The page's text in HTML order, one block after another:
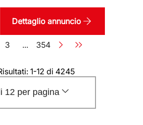
Dettaglio annuncio
Pagina
3 ... Pagina
354
1-12 di 4245
12 per pagina